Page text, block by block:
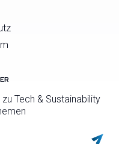
Tech & Sustainability